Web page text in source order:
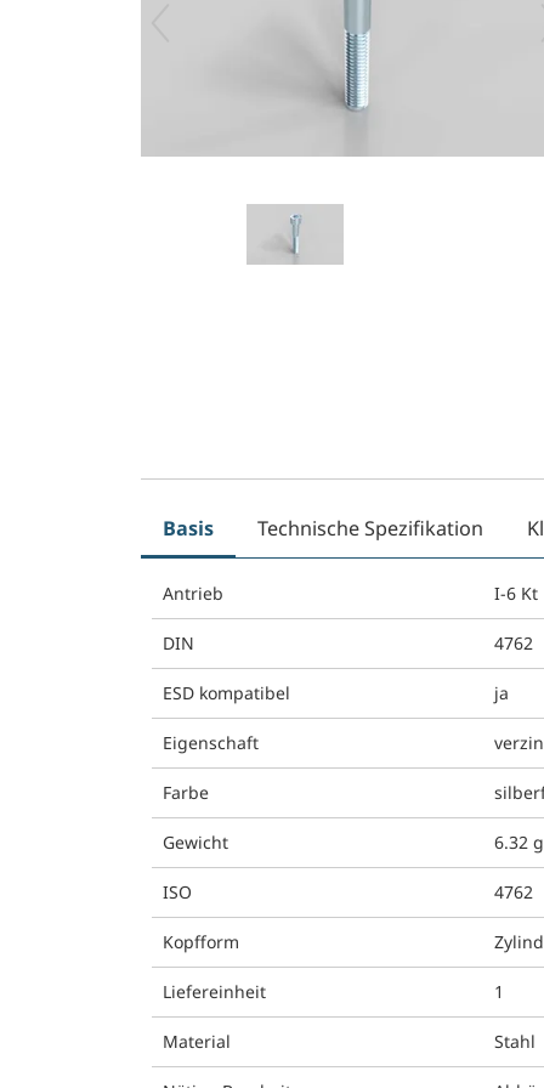
Basis Technische Spezifikation
Antrieb I-6 Kt
DIN 4762
ESD kompatibel ja
Eigenschaft
Farbe
Gewicht 6.32 g
ISO 4762
Kopfform
Liefereinheit 1
Material Stahl